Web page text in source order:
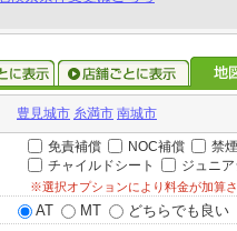
豊見城市 糸満市 南城市
免責補償 NOC補償 禁
チャイルドシート
ジュニア
※選択オプションにより料金が加算
AT MT どちらでも良い